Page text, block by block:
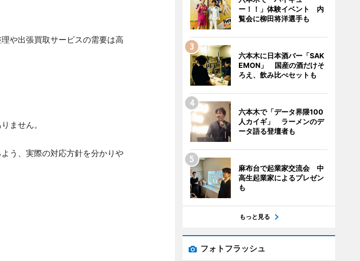
や出張買取サービスの需要は高
ません。
う、実際の対応方針を分かりや
ー！！」体験イベント 内
覧会に柳田将洋選手も
六本木に日本酒バー「SAK
EMON」 国産の酒だけそ
ろえ、飲み比べセットも
六本木で「データ界隈100
人カイギ」 ラーメンのデ
ータ語る登壇者も
麻布台で起業家交流会 中
高生起業家によるプレゼン
も
もっと見る
フォトフラッシュ